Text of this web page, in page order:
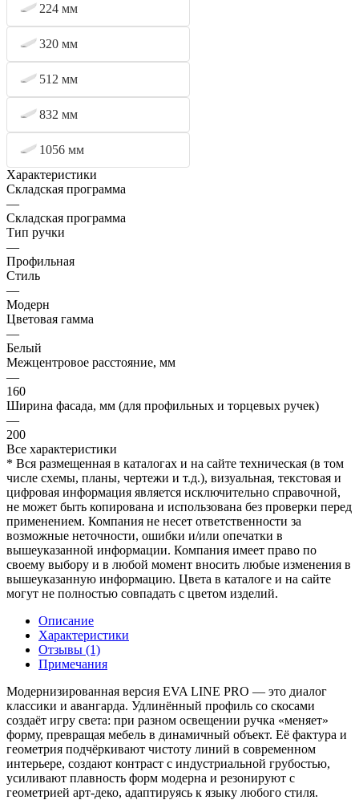
224 мм
320 мм
512 мм
832 мм
1056 мм
Характеристики
Складская программа
—
Складская программа
Тип ручки
—
Профильная
Стиль
—
Модерн
Цветовая гамма
—
Белый
Межцентровое расстояние, мм
—
160
Ширина фасада, мм (для профильных и торцевых ручек)
—
200
Все характеристики
* Вся размещенная в каталогах и на сайте техническая (в том
числе схемы, планы, чертежи и т.д.), визуальная, текстовая и
цифровая информация является исключительно справочной,
не может быть копирована и использована без проверки перед
применением. Компания не несет ответственности за
возможные неточности, ошибки и/или опечатки в
вышеуказанной информации. Компания имеет право по
своему выбору и в любой момент вносить любые изменения в
вышеуказанную информацию. Цвета в каталоге и на сайте
могут не полностью совпадать с цветом изделий.
Описание
Характеристики
Отзывы (1)
Примечания
Модернизированная версия EVA LINE PRO — это диалог
классики и авангарда. Удлинённый профиль со скосами
создаёт игру света: при разном освещении ручка «меняет»
форму, превращая мебель в динамичный объект. Её фактура и
геометрия подчёркивают чистоту линий в современном
интерьере, создают контраст с индустриальной грубостью,
усиливают плавность форм модерна и резонируют с
геометрией арт-деко, адаптируясь к языку любого стиля.